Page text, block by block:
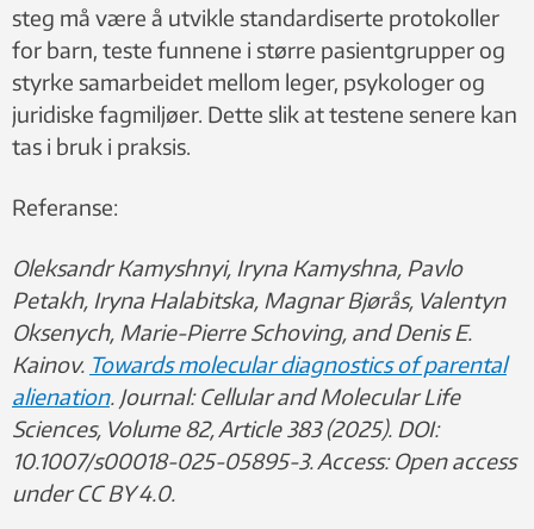
steg må være å utvikle standardiserte protokoller
for barn, teste funnene i større pasientgrupper og
styrke samarbeidet mellom leger, psykologer og
juridiske fagmiljøer. Dette slik at testene senere kan
tas i bruk i praksis.
Referanse:
Oleksandr Kamyshnyi, Iryna Kamyshna, Pavlo
Petakh, Iryna Halabitska, Magnar Bjørås, Valentyn
Oksenych, Marie-Pierre Schoving, and Denis E.
Kainov. Towards molecular diagnostics of parental
alienation. Journal: Cellular and Molecular Life
Sciences, Volume 82, Article 383 (2025). DOI:
10.1007/s00018-025-05895-3. Access: Open access
under CC BY 4.0.